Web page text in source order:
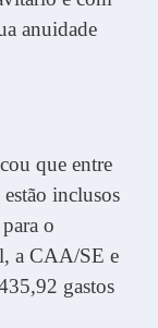
anuidade
que entre
estão inclusos
o
a CAA/SE e
gastos